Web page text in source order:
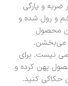
ضربه و پارگی
و رول شده و
محصول
می‌بخشن.
نیست. برای
پهن کرده و
حکاکی کنید.